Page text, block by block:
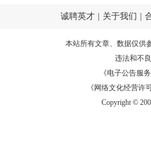
诚聘英才 关于我们
本站所有文章、数据仅供
违法和不
《电子公告服务
《网络文化经营许
Copyright ©